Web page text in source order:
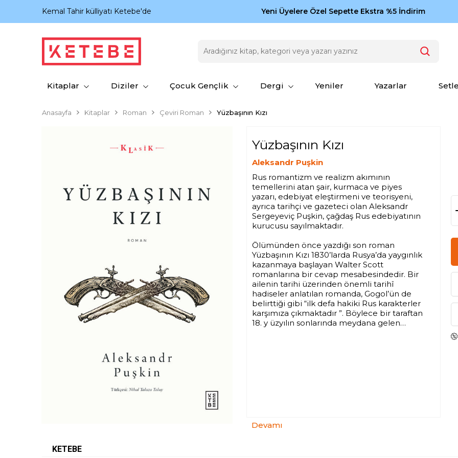
Kemal Tahir külliyatı Ketebe'de Zamansız eserler Ketebe'de: Cengiz Aytmatov
Yeni Üyelere Özel Sepette Ekstra %5 İndirim
Kitaplar Diziler Çocuk Gençlik Dergi Yeniler Yazarlar
Anasayfa Kitaplar Roman Çeviri Roman Yüzbaşının Kızı
Yüzbaşının Kızı
Aleksandr Puşkin
Rus romantizm ve realizm akımının
temellerini atan şair, kurmaca ve piyes
yazarı, edebiyat eleştirmeni ve teorisyeni,
ayrıca tarihçi ve gazeteci olan Aleksandr
Sergeyeviç Puşkin, çağdaş Rus edebiyatının
kurucusu sayılmaktadır.
Ölümünden önce yazdığı son roman
Yüzbaşının Kızı 1830’larda Rusya’da yaygınlık
kazanmaya başlayan Walter Scott
romanlarına bir cevap mesabesindedir. Bir
ailenin tarihi üzerinden önemli tarihî
hadiseler anlatılan romanda, Gogol’ün de
belirttiği gibi “ilk defa hakiki Rus karakterler
karşımıza çıkmaktadır ”. Böylece bir taraftan
18. y üzyılın sonlarında meydana gelen
şaşmaktan kendimi alamıyorum. Genç
Devamı
KETEBE